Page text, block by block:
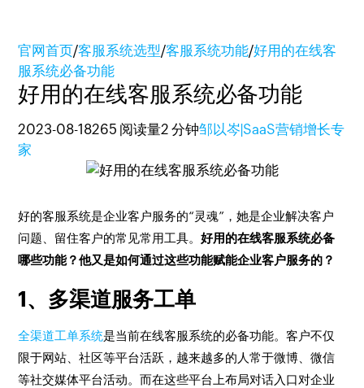
官网首页/客服系统选型/客服系统功能/好用的在线客
服系统必备功能
好用的在线客服系统必备功能
2023-08-18265 阅读量2 分钟邹以岑|SaaS营销增长专
家
好的客服系统是企业客户服务的“灵魂”，她是企业解决客户
问题、留住客户的常见常用工具。好用的在线客服系统必备
哪些功能？他又是如何通过这些功能赋能企业客户服务的？
1、多渠道服务工单
全渠道工单系统是当前在线客服系统的必备功能。客户不仅
限于网站、社区等平台活跃，越来越多的人常于微博、微信
等社交媒体平台活动。而在这些平台上布局对话入口对企业